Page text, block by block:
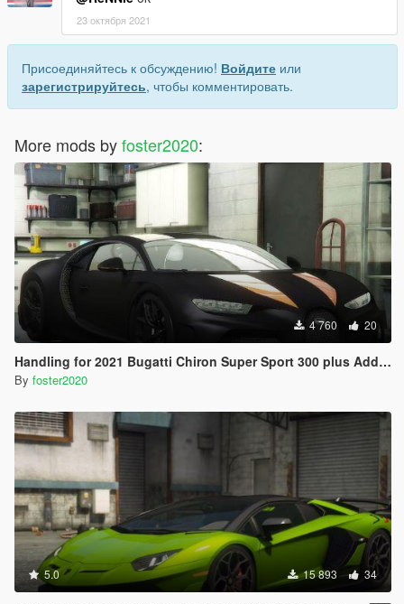
23 октября 2021
Присоединяйтесь к обсуждению! Войдите или
зарегистрируйтесь, чтобы комментировать.
More mods byfoster2020:
4 760 20
Handling for 2021 Bugatti Chiron Super Sport 300 plus Add-On by 00AbOlFaZl00
By foster2020
5.0 15 893 34